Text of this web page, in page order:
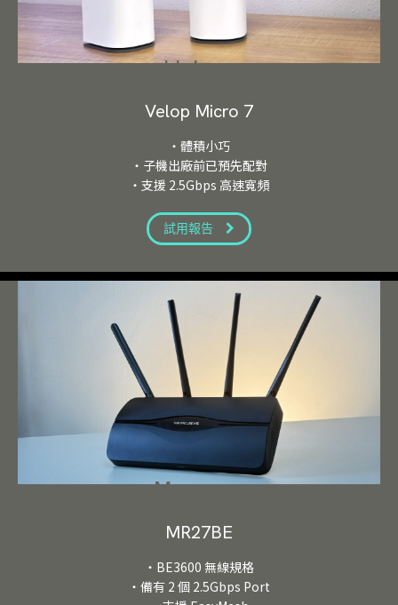
Linksys
Velop Micro 7
・體積小巧
・子機出廠前已預先配對
・支援 2.5Gbps 高速寬頻
試用報告
Mercusys
MR27BE
・BE3600 無線規格
・備有 2 個 2.5Gbps Port